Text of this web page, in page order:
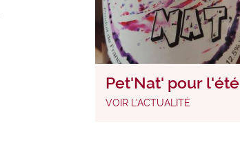
Pet'Nat' pour l'été
VOIR L'ACTUALITÉ